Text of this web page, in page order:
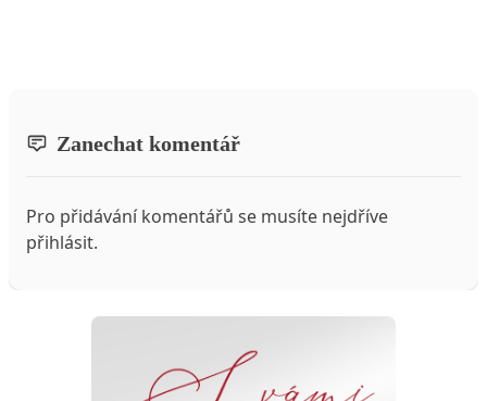
Zanechat komentář
Pro přidávání komentářů se musíte nejdříve
přihlásit.